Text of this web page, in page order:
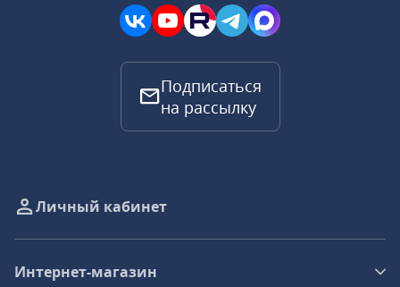
Подписаться
на рассылку
Личный кабинет
Интернет-магазин